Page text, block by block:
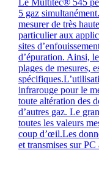
Le Multitec® 545
5 gaz
mesurer de très
particulier aux
sites
d’épuration. Ainsi,
plages de mesures,
infrarouge pour le
toute altération des
d’autres gaz. Le
toutes les valeurs
coup d’œil.Les
et transmises sur